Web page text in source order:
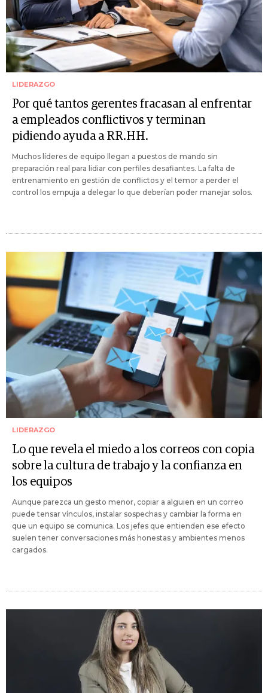
LIDERAZGO
Por qué tantos gerentes fracasan al enfrentar
a empleados conflictivos y terminan
pidiendo ayuda a RR.HH.
Muchos líderes de equipo llegan a puestos de mando sin
preparación real para lidiar con perfiles desafiantes. La falta de
entrenamiento en gestión de conflictos y el temor a perder el
control los empuja a delegar lo que deberían poder manejar solos.
LIDERAZGO
Lo que revela el miedo a los correos con copia
sobre la cultura de trabajo y la confianza en
los equipos
Aunque parezca un gesto menor, copiar a alguien en un correo
puede tensar vínculos, instalar sospechas y cambiar la forma en
que un equipo se comunica. Los jefes que entienden ese efecto
suelen tener conversaciones más honestas y ambientes menos
cargados.